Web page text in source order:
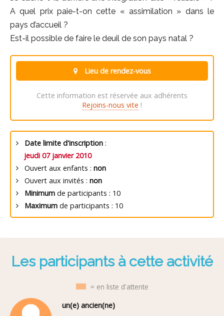
A quel prix paie-t-on cette « assimilation » dans le
pays d’accueil ?
Est-il possible de faire le deuil de son pays natal ?
Lieu de rendez-vous
Cette information est réservée aux adhérents
Rejoins-nous vite !
Date limite d'inscription :
jeudi 07 janvier 2010
Ouvert aux enfants : non
Ouvert aux invités : non
Minimum de participants : 10
Maximum de participants : 10
Les participants à cette activité
= en liste d'attente
un(e) ancien(ne)